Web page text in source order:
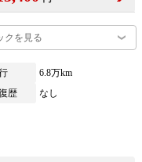
クを見る
6.8万km
歴
なし